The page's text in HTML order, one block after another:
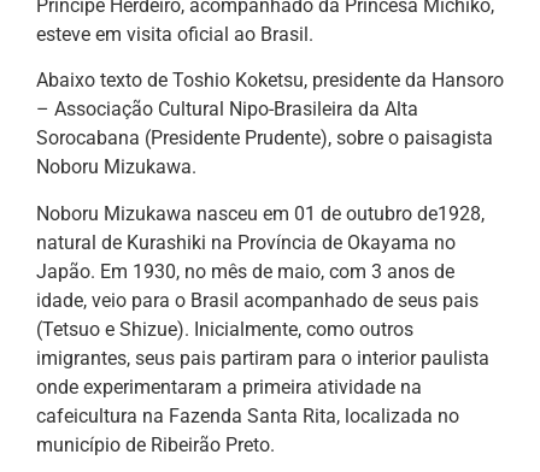
Príncipe Herdeiro, acompanhado da Princesa Michiko,
esteve em visita oficial ao Brasil.
Abaixo texto de Toshio Koketsu, presidente da Hansoro
– Associação Cultural Nipo-Brasileira da Alta
Sorocabana (Presidente Prudente), sobre o paisagista
Noboru Mizukawa.
Noboru Mizukawa nasceu em 01 de outubro de1928,
natural de Kurashiki na Província de Okayama no
Japão. Em 1930, no mês de maio, com 3 anos de
idade, veio para o Brasil acompanhado de seus pais
(Tetsuo e Shizue). Inicialmente, como outros
imigrantes, seus pais partiram para o interior paulista
onde experimentaram a primeira atividade na
cafeicultura na Fazenda Santa Rita, localizada no
município de Ribeirão Preto.